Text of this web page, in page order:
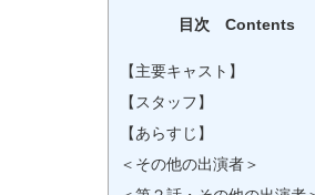
目次 Contents
【主要キャスト】
【スタッフ】
【あらすじ】
＜その他の出演者＞